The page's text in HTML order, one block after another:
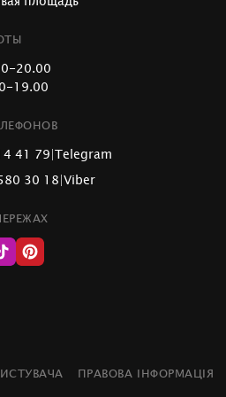
20.00
19.00
41 79|Telegram
30 18|Viber
ПРАВОВА ІНФОРМАЦІЯ